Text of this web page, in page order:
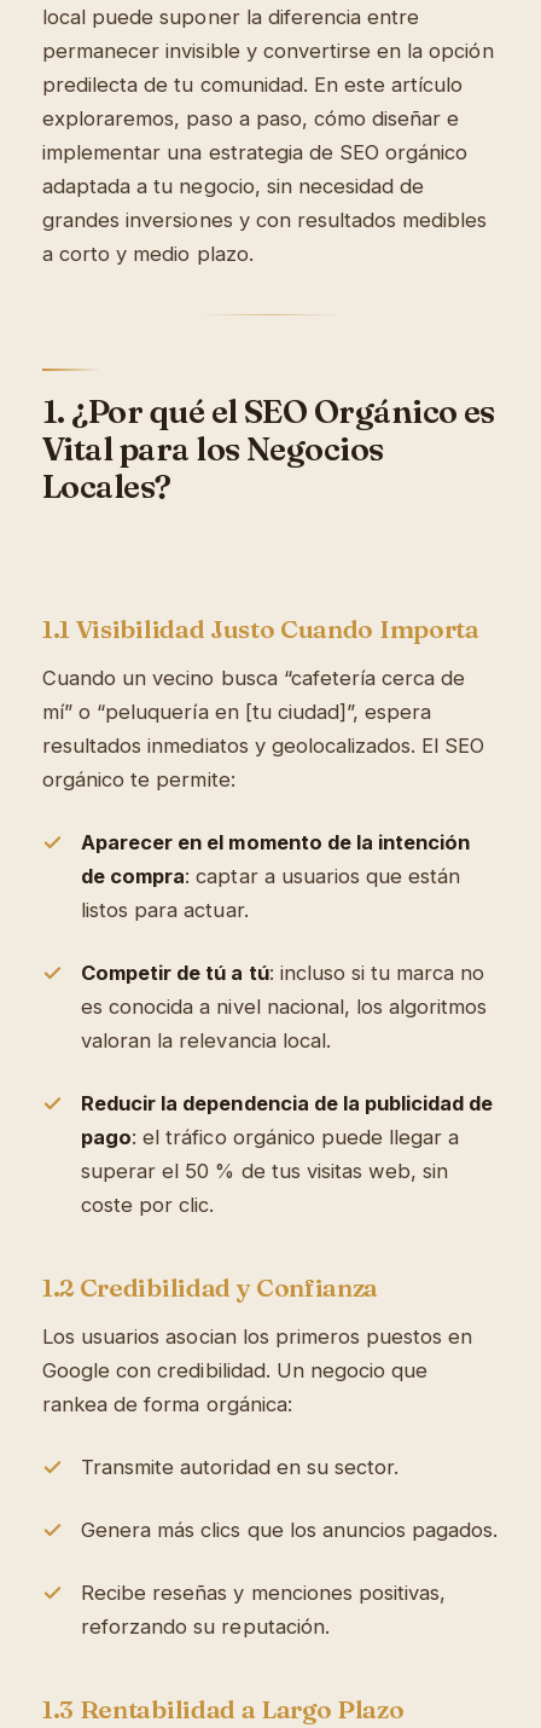
local puede suponer la diferencia entre
permanecer invisible y convertirse en la opción
predilecta de tu comunidad. En este artículo
exploraremos, paso a paso, cómo diseñar e
implementar una estrategia de SEO orgánico
adaptada a tu negocio, sin necesidad de
grandes inversiones y con resultados medibles
a corto y medio plazo.
1. ¿Por qué el SEO Orgánico es
Vital para los Negocios
Locales?
1.1 Visibilidad Justo Cuando Importa
Cuando un vecino busca “cafetería cerca de
mí” o “peluquería en [tu ciudad]”, espera
resultados inmediatos y geolocalizados. El SEO
orgánico te permite:
Aparecer en el momento de la intención
de compra: captar a usuarios que están
listos para actuar.
Competir de tú a tú: incluso si tu marca no
es conocida a nivel nacional, los algoritmos
valoran la relevancia local.
Reducir la dependencia de la publicidad de
pago: el tráfico orgánico puede llegar a
superar el 50 % de tus visitas web, sin
coste por clic.
1.2 Credibilidad y Confianza
Los usuarios asocian los primeros puestos en
Google con credibilidad. Un negocio que
rankea de forma orgánica:
Transmite autoridad en su sector.
Genera más clics que los anuncios pagados.
Recibe reseñas y menciones positivas,
reforzando su reputación.
1.3 Rentabilidad a Largo Plazo